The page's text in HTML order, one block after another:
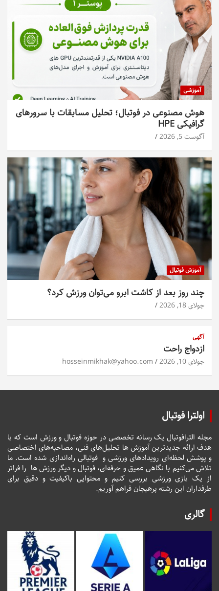
آموزشی
هوش مصنوعی در فوتبال؛ تحلیل مسابقات با سرورهای
گرافیکی HPE
آگوست 5, 2026
آموزش فوتبال
چند روز بعد از کاشت ابرو می‌توان ورزش کرد؟
جولای 18, 2026
آگهی
ازدواج راحت
جولای 10, 2026 hosseinmikhak@yahoo.com
اولترا فوتبال
مجله الترافوتبال یک رسانه تخصصی در حوزه فوتبال و ورزش است که با
هدف ارائه جدیدترین آموزش ها تحلیل‌های فنی، مصاحبه‌های اختصاصی
و پوشش لحظه‌ای رویدادهای ورزشی و فوتبالی راه‌اندازی شده است. ما
تلاش می‌کنیم با نگاهی عمیق و حرفه‌ای، فوتبال و دیگر ورزش ها را فراتر
از یک بازی ورزشی بررسی کنیم و محتوایی باکیفیت و دقیق برای
طرفداران این رشته پرهیجان فراهم آوریم.
گالری